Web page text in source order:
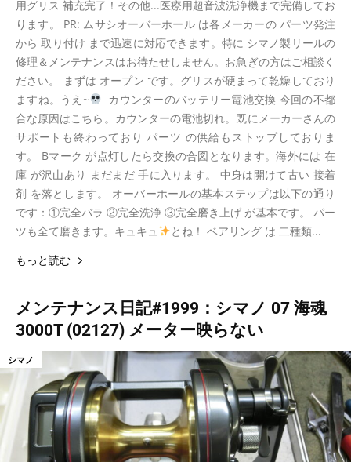
用グリス 補充完了！その他...医療用超音波洗浄機まで完備してお
ります。 PR: ムサシオーバーホール は各メーカーの パーツ発注
から 取り付け まで迅速に対応できます。特に シマノ製リールの
修理＆メンテナンスはお待たせしません。お急ぎの方はご相談く
ださい。 まずは オープン です。グリスが硬まって乾燥しており
ますね。うえ~
カウンターのバッテリー電池交換 今回の不都
合な原因はこちら。カウンターの電池切れ。既にメーカーさんの
サポートも終わっており パーツ の供給もストップしておりま
す。 Bマーク が点灯したら交換の合図となります。海外には 在
庫 が沢山あり まだまだ 手に入ります。 中身は開けて古い 接着
剤 を落とします。 オーバーホールの基本ステップは以下の通り
です：①完全バラ ②完全洗浄 ③完全磨き上げ が基本です。 パー
ツも全て磨きます。キュキュ
とね！ ベアリング は 二種類...
もっと読む
メンテナンス日記#1999：シマノ 07 海魂
3000T (02127) メーター映らない
シマノ